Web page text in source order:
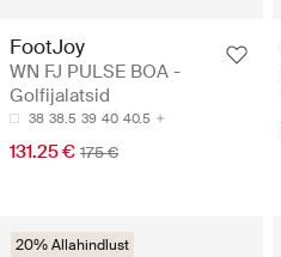
FootJoy
WN FJ PULSE BOA -
Golfijalatsid
38 38.5 39 40 40.5
131.25 € 175 €
20% Allahindlust